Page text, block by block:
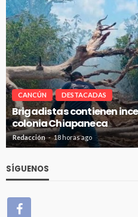
la
42
CANCÚN
Avanza en
de absorción
Redacción 18 horas
SÍGUENOS